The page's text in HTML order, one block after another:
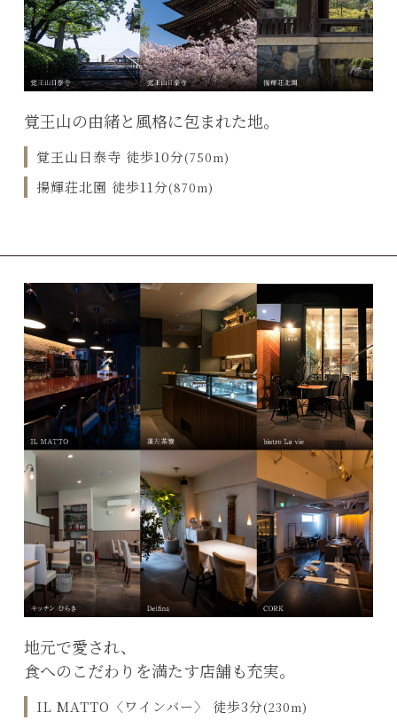
覚王山の由緒と風格に包まれた地。
覚王山日泰寺 徒歩10分(750m)
揚輝荘北園 徒歩11分(870m)
地元で愛され、
食へのこだわりを満たす店舗も充実。
IL MATTO〈ワインバー〉 徒歩3分(230m)